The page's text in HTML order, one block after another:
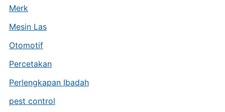
Merk
Mesin Las
Otomotif
Percetakan
Perlengkapan Ibadah
pest control